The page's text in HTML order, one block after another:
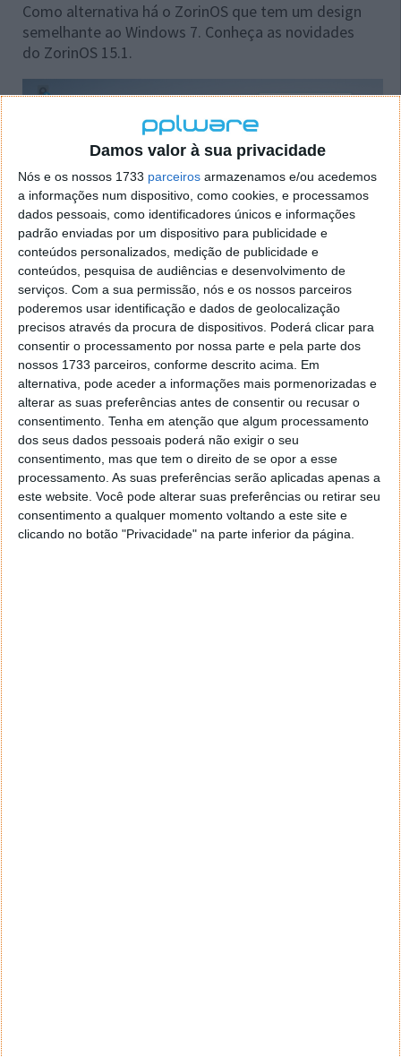
Damos valor à sua privacidade
Nós e os nossos 1733 parceiros armazenamos e/ou acedemos
a informações num dispositivo, como cookies, e processamos
dados pessoais, como identificadores únicos e informações
padrão enviadas por um dispositivo para publicidade e
conteúdos personalizados, medição de publicidade e
conteúdos, pesquisa de audiências e desenvolvimento de
serviços. Com a sua permissão, nós e os nossos parceiros
poderemos usar identificação e dados de geolocalização
precisos através da procura de dispositivos. Poderá clicar para
consentir o processamento por nossa parte e pela parte dos
nossos 1733 parceiros, conforme descrito acima. Em
alternativa, pode aceder a informações mais pormenorizadas e
alterar as suas preferências antes de consentir ou recusar o
consentimento. Tenha em atenção que algum processamento
dos seus dados pessoais poderá não exigir o seu
consentimento, mas que tem o direito de se opor a esse
processamento. As suas preferências serão aplicadas apenas a
este website. Você pode alterar suas preferências ou retirar seu
consentimento a qualquer momento voltando a este site e
clicando no botão "Privacidade" na parte inferior da página.
Como alternativa há o ZorinOS que tem um design
semelhante ao Windows 7. Conheça as novidades
do ZorinOS 15.1.